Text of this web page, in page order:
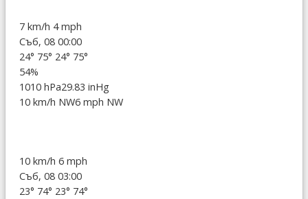
7 km/h 4 mph
Съб, 08 00:00
24° 75° 24° 75°
54%
1010 hPa29.83 inHg
10 km/h NW6 mph NW
10 km/h 6 mph
Съб, 08 03:00
23° 74° 23° 74°